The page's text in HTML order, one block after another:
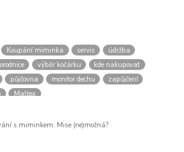
Koupání miminka servis
údržba
výběr kočárku
kde nakupovat
půjčovna monitor dechu
zapůjčení
Maltex
s miminkem: Mise (ne)možná?